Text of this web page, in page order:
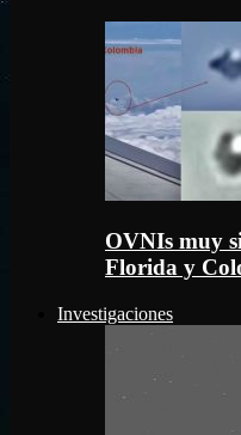
OVNIs muy
Florida y
Investigaciones